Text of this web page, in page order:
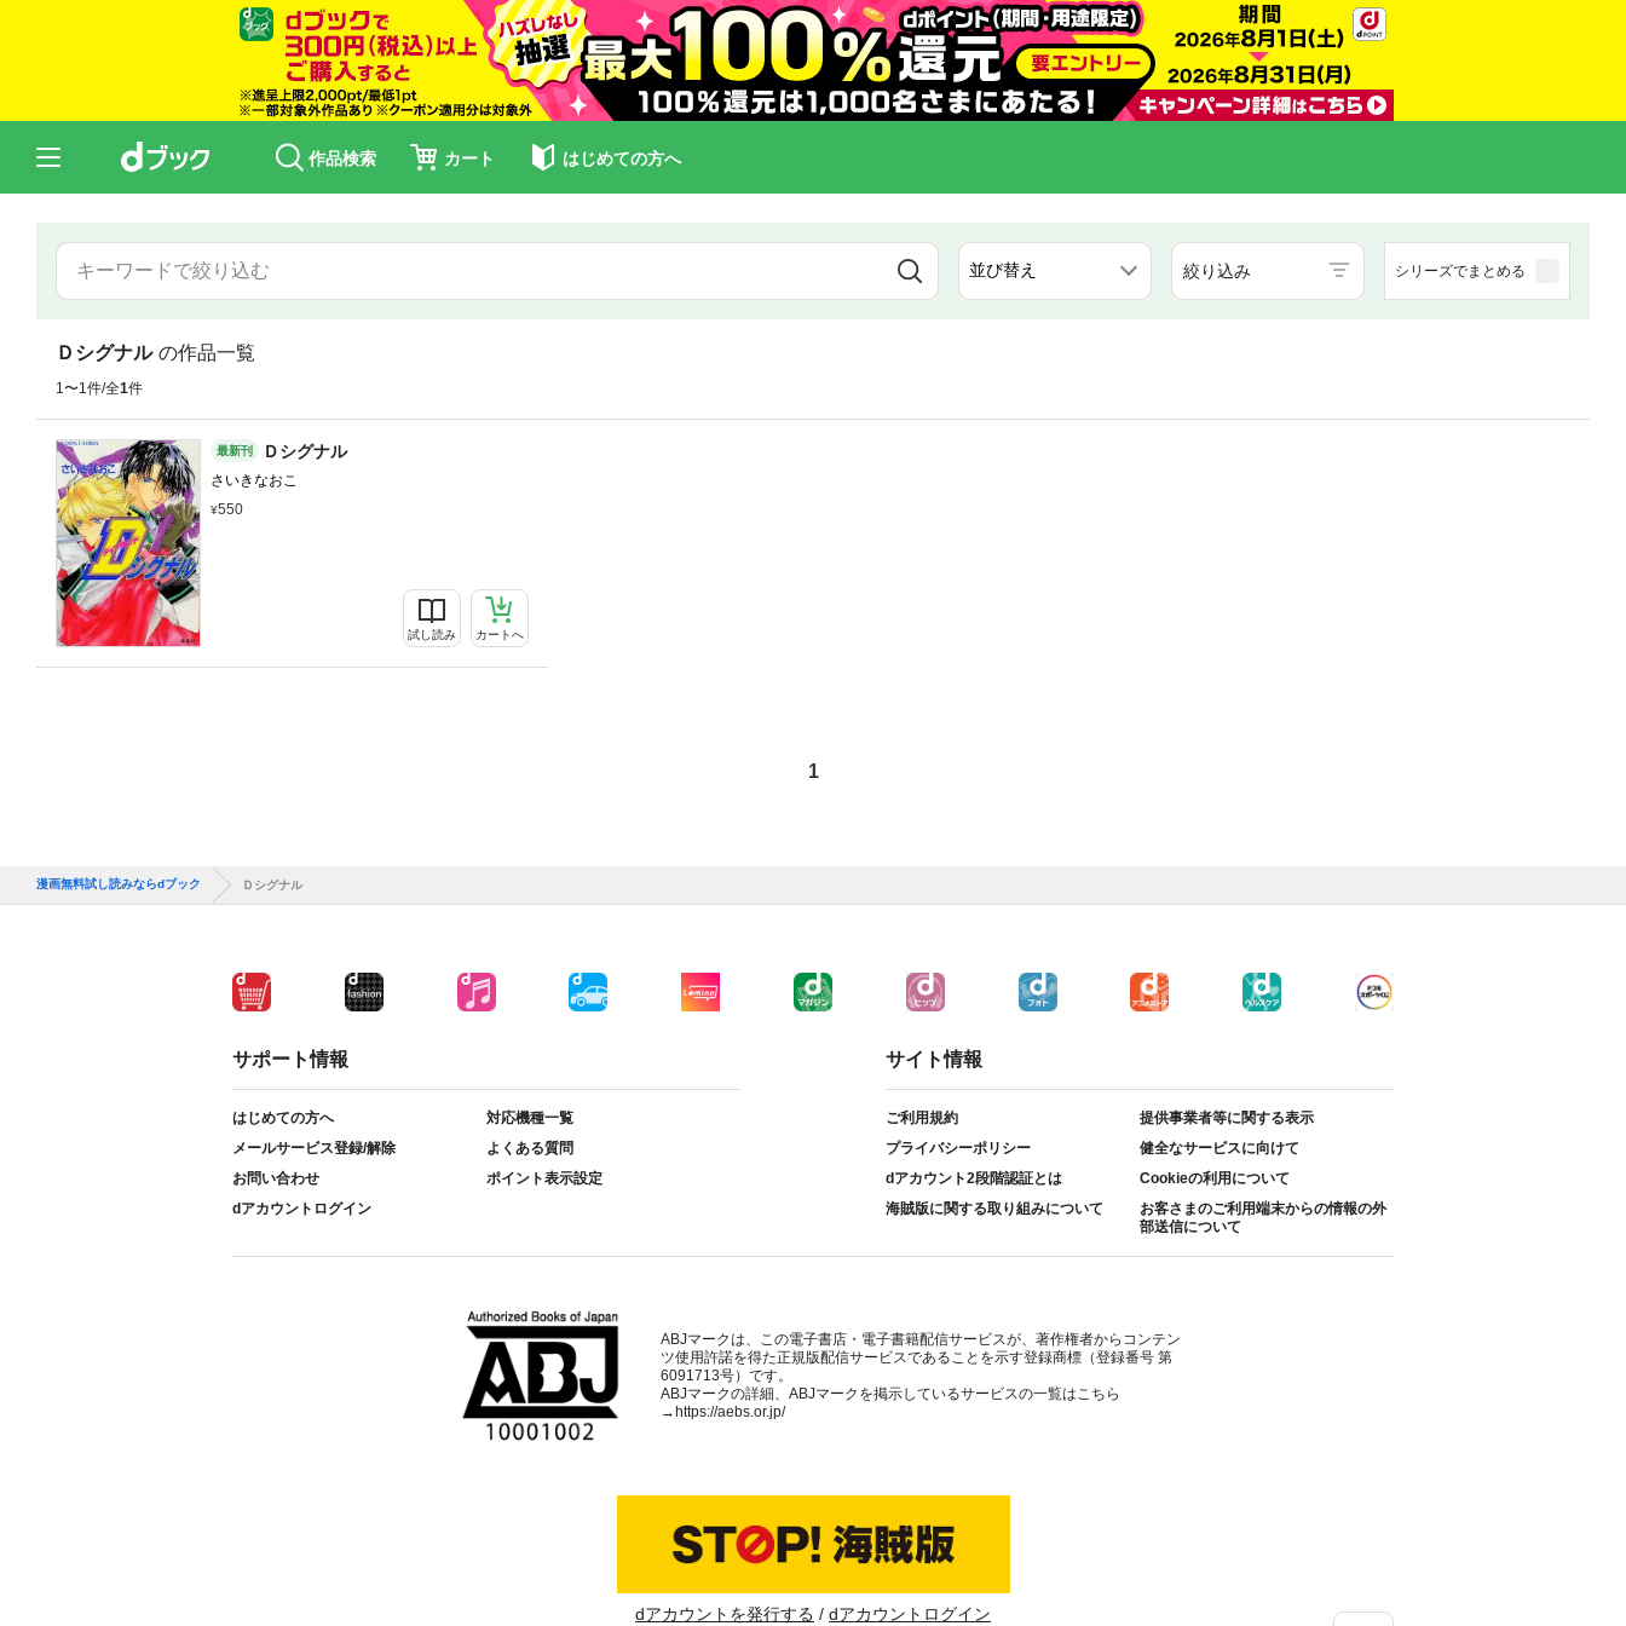
作品検索 カート はじめての方へ
絞り込み シリーズでまとめる
Ｄシグナル の作品一覧
1〜1件/全1件
最新刊 Ｄシグナル
さいきなおこ
550
試し読み カートへ
1
漫画無料試し読みならdブック Ｄシグナル
サポート情報
はじめての方へ
対応機種一覧
メールサービス登録/解除
よくある質問
お問い合わせ
ポイント表示設定
dアカウントログイン
サイト情報
ご利用規約
提供事業者等に関する表示
プライバシーポリシー
健全なサービスに向けて
dアカウント2段階認証とは
Cookieの利用について
海賊版に関する取り組みについて
お客さまのご利用端末からの情報の外
部送信について
ABJマークは、この電子書店・電子書籍配信サービスが、著作権者からコンテン
ツ使用許諾を得た正規版配信サービスであることを示す登録商標（登録番号 第
6091713号）です。
ABJマークの詳細、ABJマークを掲示しているサービスの一覧はこちら
→https://aebs.or.jp/
dアカウントを発行する dアカウントログイン